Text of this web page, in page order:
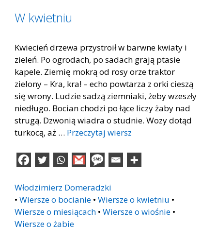
W kwietniu
Kwiecień drzewa przystroił w barwne kwiaty i
zieleń. Po ogrodach, po sadach grają ptasie
kapele. Ziemię mokrą od rosy orze traktor
zielony – Kra, kra! – echo powtarza z orki cieszą
się wrony. Ludzie sadzą ziemniaki, żeby wzeszły
niedługo. Bocian chodzi po łące liczy żaby nad
strugą. Dzwonią wiadra o studnie. Wozy dotąd
turkocą, aż … Przeczytaj wiersz
Włodzimierz Domeradzki
• Wiersze o bocianie • Wiersze o kwietniu •
Wiersze o miesiącach • Wiersze o wiośnie •
Wiersze o żabie